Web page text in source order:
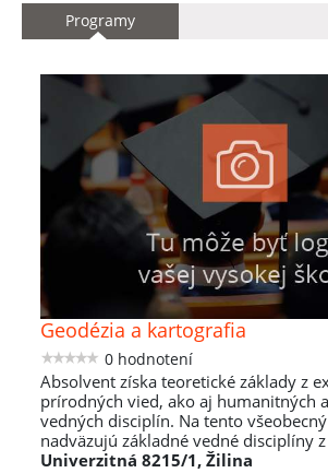
Programy
Geodézia a kartografia
0 hodnotení
Absolvent získa teoretické základy z
prírodných vied, ako aj humanitných
vedných disciplín. Na tento
nadväzujú základné vedné disciplíny
Univerzitná 8215/1, Žilina